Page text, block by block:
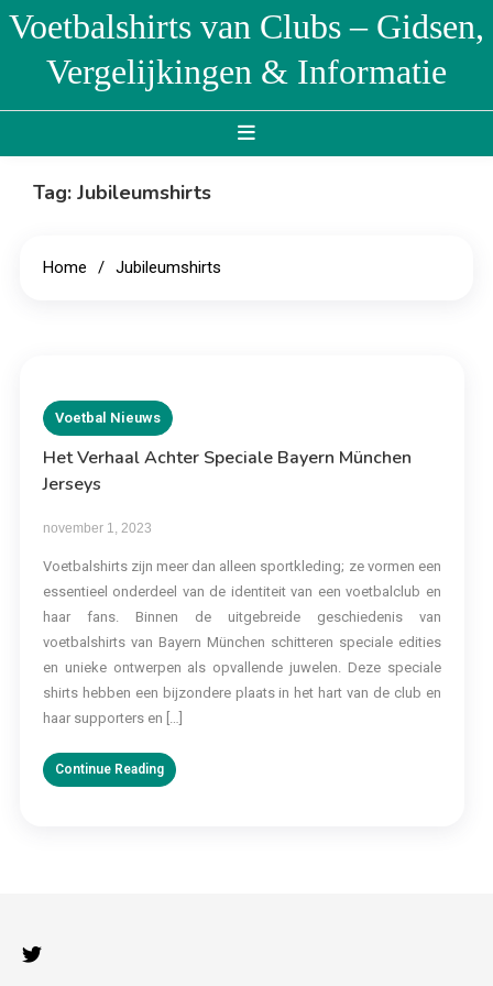
Skip
content
Voetbalshirts van Clubs – Gidsen,
Vergelijkingen & Informatie
Tag:Jubileumshirts
Home Jubileumshirts
Voetbal Nieuws
Het Verhaal Achter Speciale Bayern München
Jerseys
november 1, 2023
Voetbalshirts zijn meer dan alleen sportkleding; ze vormen een
essentieel onderdeel van de identiteit van een voetbalclub en
haar fans. Binnen de uitgebreide geschiedenis van
voetbalshirts van Bayern München schitteren speciale edities
en unieke ontwerpen als opvallende juwelen. Deze speciale
shirts hebben een bijzondere plaats in het hart van de club en
haar supporters en […]
Continue Reading